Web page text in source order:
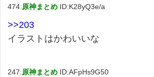
474:原神まとめ ID:K28yQ3e/a
>>203
イラストはかわいいな
247:原神まとめ ID:AFpHs9G50